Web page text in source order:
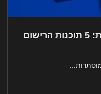
אפליקציות לרישום הקשות: 5 תוכנות הרישום